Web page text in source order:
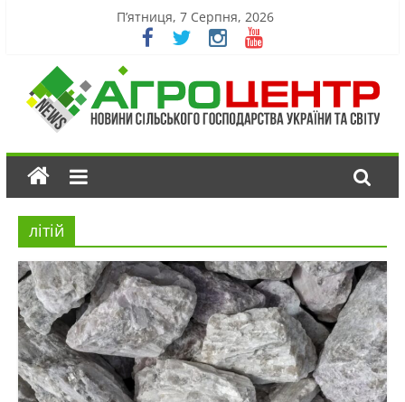
П’ятниця, 7 Серпня, 2026
літій